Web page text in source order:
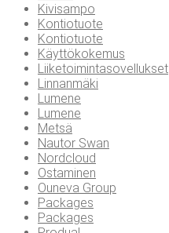
Kivisampo
Kontiotuote
Kontiotuote
Käyttökokemus
Liiketoimintasovellukset
Linnanmäki
Lumene
Lumene
Metsä
Nautor Swan
Nordcloud
Ostaminen
Ouneva Group
Packages
Packages